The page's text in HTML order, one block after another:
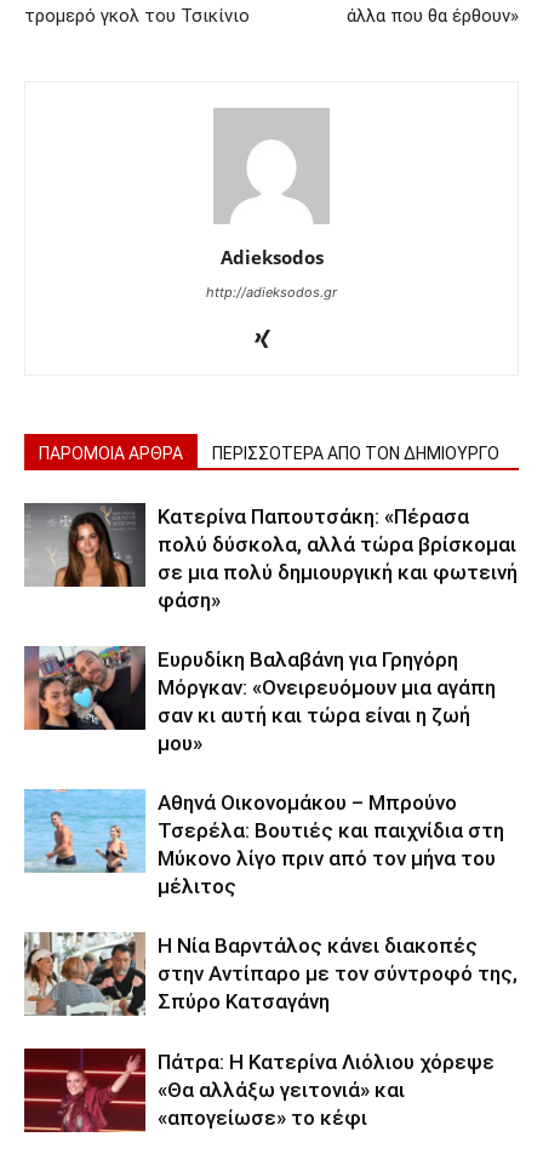
τρομερό γκολ του Τσικίνιο
άλλα που θα έρθουν»
Adieksodos
http://adieksodos.gr
ΠΑΡΟΜΟΙΑ ΑΡΘΡΑ ΠΕΡΙΣΣΟΤΕΡΑ ΑΠΟ ΤΟΝ ΔΗΜΙΟΥΡΓΟ
Κατερίνα Παπουτσάκη: «Πέρασα
πολύ δύσκολα, αλλά τώρα βρίσκομαι
σε μια πολύ δημιουργική και φωτεινή
φάση»
Ευρυδίκη Βαλαβάνη για Γρηγόρη
Μόργκαν: «Ονειρευόμουν μια αγάπη
σαν κι αυτή και τώρα είναι η ζωή
μου»
Αθηνά Οικονομάκου – Μπρούνο
Τσερέλα: Βουτιές και παιχνίδια στη
Μύκονο λίγο πριν από τον μήνα του
μέλιτος
Η Νία Βαρντάλος κάνει διακοπές
στην Αντίπαρο με τον σύντροφό της,
Σπύρο Κατσαγάνη
Πάτρα: Η Κατερίνα Λιόλιου χόρεψε
«Θα αλλάξω γειτονιά» και
«απογείωσε» το κέφι